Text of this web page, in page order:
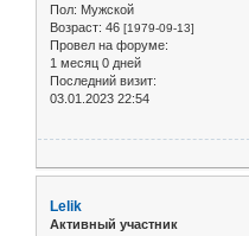
Пол: Мужской
Возраст: 46 [1979-09-13]
Провел на форуме:
1 месяц 0 дней
Последний визит:
03.01.2023 22:54
Lelik
Активный участник